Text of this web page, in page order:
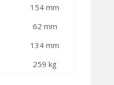
154 mm
62 mm
134 mm
259 kg